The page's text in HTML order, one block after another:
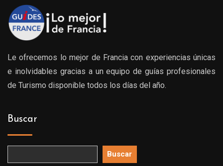
Le ofrecemos lo mejor de Francia con experiencias únicas
e inolvidables gracias a un equipo de guías profesionales
de Turismo disponible todos los días del año.
Buscar
Buscar